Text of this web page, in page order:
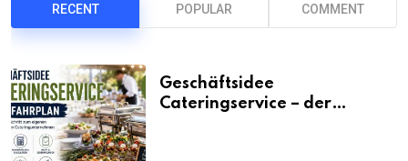
RECENT POPULAR COMMENT
Geschäftsidee
Cateringservice – der